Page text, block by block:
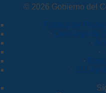
© 2026 Gobierno del
·
·
·
·
·